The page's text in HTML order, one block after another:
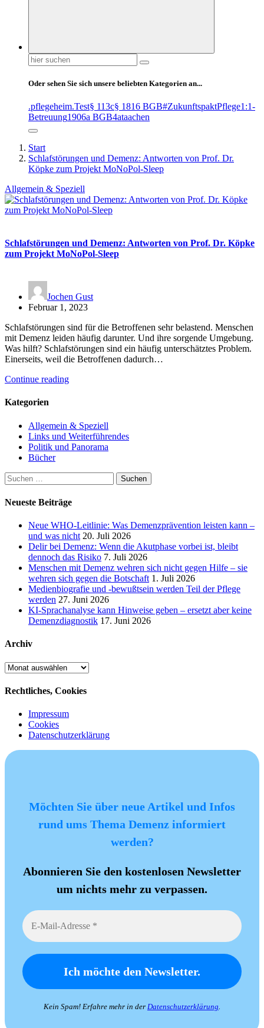
Suchen
nach:
Oder sehen Sie sich unsere beliebten Kategorien an...
.pflegeheim.Test§ 113c§ 1816 BGB#ZukunftspaktPflege1:1-
Betreuung1906a BGB4ataachen
Start
Schlafstörungen und Demenz: Antworten von Prof. Dr.
Köpke zum Projekt MoNoPol-Sleep
Allgemein & Speziell
Schlafstörungen und Demenz: Antworten von Prof. Dr. Köpke
zum Projekt MoNoPol-Sleep
Jochen Gust
Februar 1, 2023
Schlafstörungen sind für die Betroffenen sehr belastend. Menschen
mit Demenz leiden häufig darunter. Und ihre sorgende Umgebung.
Was hilft? Schlafstörungen sind ein häufig unterschätztes Problem.
Einerseits, weil die Betroffenen dadurch…
Continue reading
Kategorien
Allgemein & Speziell
Links und Weiterführendes
Politik und Panorama
Bücher
Suchen
nach:
Neueste Beiträge
Neue WHO-Leitlinie: Was Demenzprävention leisten kann –
und was nicht 20. Juli 2026
Delir bei Demenz: Wenn die Akutphase vorbei ist, bleibt
dennoch das Risiko 7. Juli 2026
Menschen mit Demenz wehren sich nicht gegen Hilfe – sie
wehren sich gegen die Botschaft 1. Juli 2026
Medienbiografie und -bewußtsein werden Teil der Pflege
werden 27. Juni 2026
KI-Sprachanalyse kann Hinweise geben – ersetzt aber keine
Demenzdiagnostik 17. Juni 2026
Archiv
Archiv
Rechtliches, Cookies
Impressum
Cookies
Datenschutzerklärung
Möchten Sie über neue Artikel und Infos
rund ums Thema Demenz informiert
werden?
Abonnieren Sie den kostenlosen Newsletter
um nichts mehr zu verpassen.
Kein Spam! Erfahre mehr in der Datenschutzerklärung.